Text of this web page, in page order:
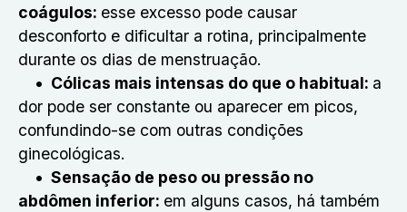
coágulos: esse excesso pode causar
desconforto e dificultar a rotina, principalmente
durante os dias de menstruação.
Cólicas mais intensas do que o habitual: a
dor pode ser constante ou aparecer em picos,
confundindo-se com outras condições
ginecológicas.
Sensação de peso ou pressão no
abdômen inferior: em alguns casos, há também